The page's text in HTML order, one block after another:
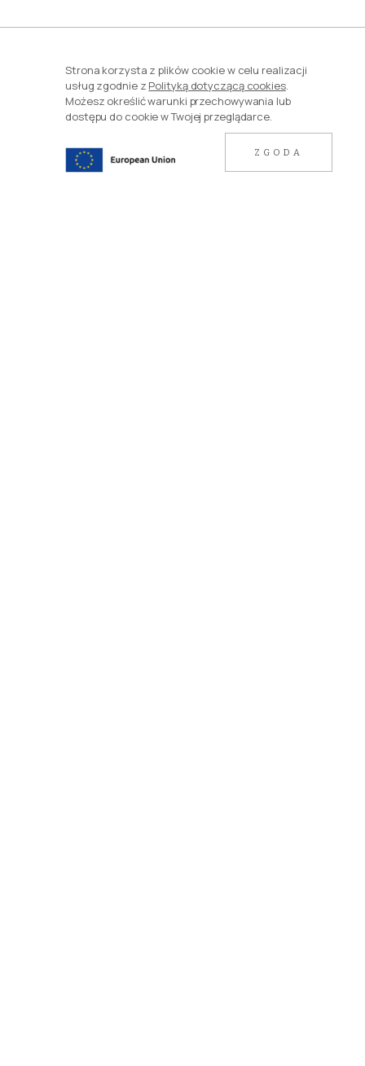
PDF
Strona korzysta z plików cookie w celu realizacji
usług zgodnie z Polityką dotyczącą cookies.
Możesz określić warunki przechowywania lub
dostępu do cookie w Twojej przeglądarce.
ZGODA